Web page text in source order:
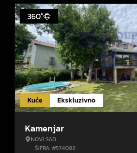
Kuće Ekskluzivno
360°
Kamenjar
NOVI SAD
ŠIFRA: #574082